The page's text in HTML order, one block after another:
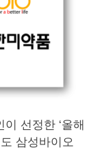
선정한 ‘올해
삼성바이오